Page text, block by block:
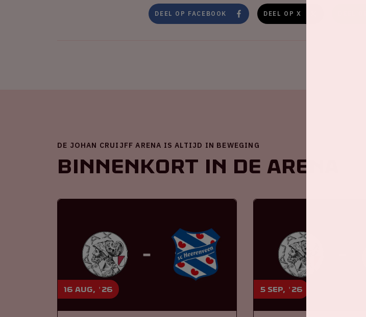
DEEL OP FACEBOOK DEEL OP X
DE JOHAN CRUIJFF ARENA IS ALTIJD IN BEWEGING
Binnenkort in de ArenA
16 aug, '26 5 sep, '26